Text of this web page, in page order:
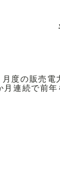
度の販売電
月連続で前年